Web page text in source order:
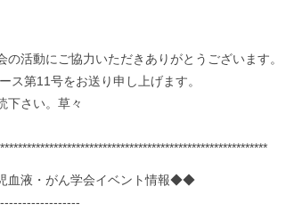
の活動にご協力いただきありがとうございます。
ス第11号をお送り申し上げます。
下さい。草々
液・がん学会イベント情報◆◆